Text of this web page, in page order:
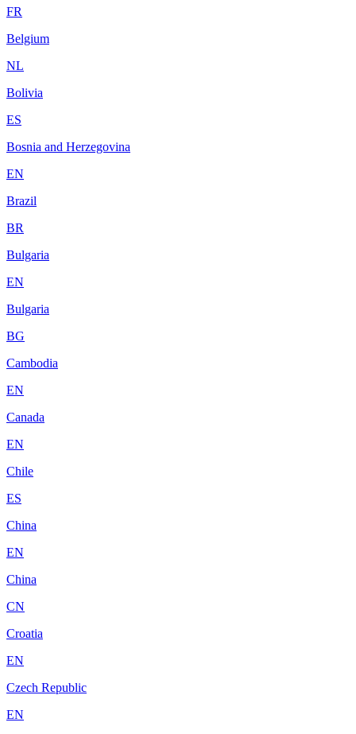
FR
Belgium
NL
Bolivia
ES
Bosnia and Herzegovina
EN
Brazil
BR
Bulgaria
EN
Bulgaria
BG
Cambodia
EN
Canada
EN
Chile
ES
China
EN
China
CN
Croatia
EN
Czech Republic
EN